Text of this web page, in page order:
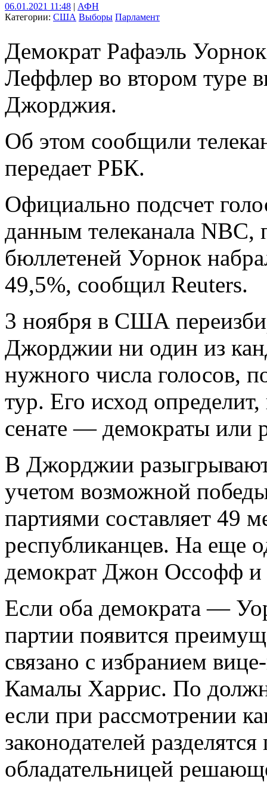
06.01.2021 11:48 | АФН
Категории: США Выборы Парламент
Демократ Рафаэль
Леффлер во втором туре
Джорджия.
Об этом сообщили
передает РБК.
Официально подсчет
данным телеканала NBC,
бюллетеней Уорнок
49,5%, сообщил Reuters.
3 ноября в США
Джорджии ни один из
нужного числа голосов,
тур. Его исход
сенате — демократы или
В Джорджии
учетом возможной
партиями составляет 49
республиканцев. На еще
демократ Джон Оссофф и
Если оба демократа —
партии появится
связано с избранием
Камалы Харрис. По
если при рассмотрении
законодателей
обладательницей